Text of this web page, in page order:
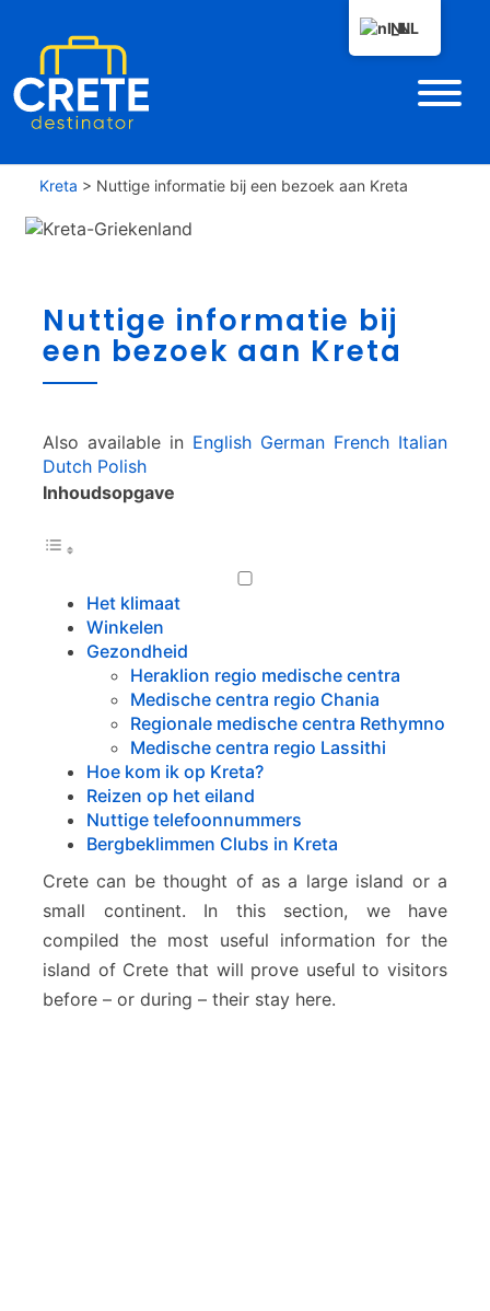
Kreta > Nuttige informatie bij een bezoek aan Kreta
u
t
t
e
m
e
b
i
j
e
e
n
b
e
o
e
k
a
Nuttige informatie bij
een bezoek aan Kreta
Also available in English German French Italian
Dutch Polish
Inhoudsopgave
Het klimaat
Winkelen
Gezondheid
Heraklion regio medische centra
Medische centra regio Chania
Regionale medische centra Rethymno
Medische centra regio Lassithi
Hoe kom ik op Kreta?
Reizen op het eiland
Nuttige telefoonnummers
Bergbeklimmen Clubs in Kreta
Crete can be thought of as a large island or a
small continent. In this section, we have
compiled the most useful information for the
island of Crete that will prove useful to visitors
before – or during – their stay here.
NL